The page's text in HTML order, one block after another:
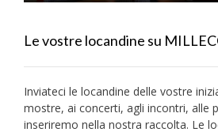
Le vostre locandine su
Inviateci le locandine delle vostre
mostre, ai concerti, agli incontri, alle
inseriremo nella nostra raccolta. Le